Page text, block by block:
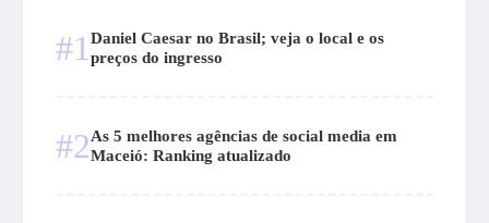
#1 Daniel Caesar no Brasil; veja o local e os
preços do ingresso
#2As 5 melhores agências de social media em
Maceió: Ranking atualizado